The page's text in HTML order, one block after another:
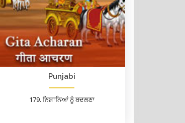
Punjabi
179. ਨਿਸ਼ਾਨਿਆਂ ਨੂੰ ਬਦਲਣਾ